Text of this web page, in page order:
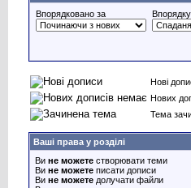
Впорядковано за
Нові
Нових
Тема
Ваші права у розділі
Ви не можете створювати теми
Ви не можете писати дописи
Ви не можете долучати файли